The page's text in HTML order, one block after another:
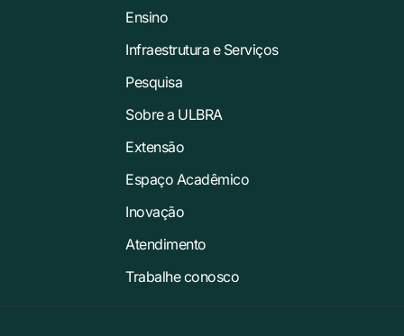
Ensino
Infraestrutura e Serviços
Pesquisa
Sobre a ULBRA
Extensão
Espaço Acadêmico
Inovação
Atendimento
Trabalhe conosco